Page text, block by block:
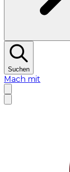
Suchen
Mach mit